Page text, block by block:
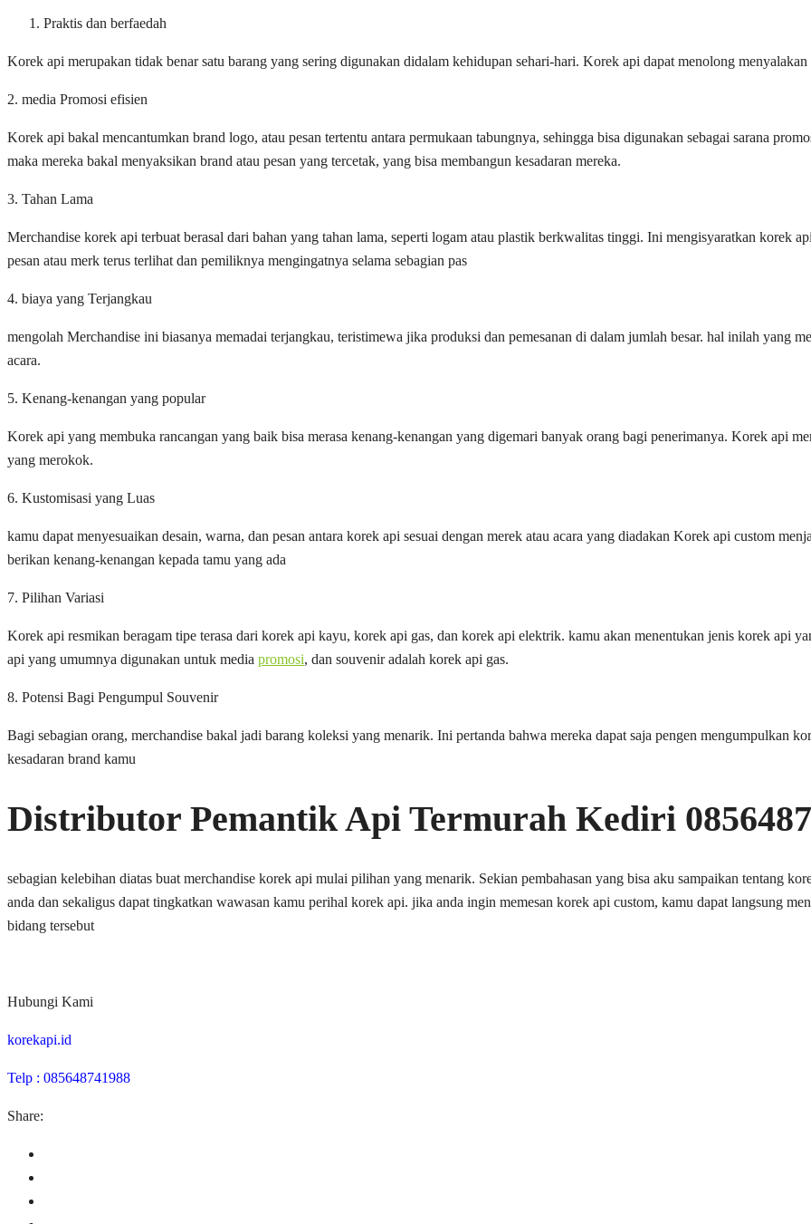
Praktis dan berfaedah
Korek api merupakan tidak benar satu barang yang sering digunakan didalam kehidupan sehari-hari. Korek api dapat menolong
2. media Promosi efisien
Korek api bakal mencantumkan brand logo, atau pesan tertentu antara permukaan tabungnya, sehingga bisa digunakan sebagai sarana
maka mereka bakal menyaksikan brand atau pesan yang tercetak, yang bisa membangun kesadaran mereka.
3. Tahan Lama
Merchandise korek api terbuat berasal dari bahan yang tahan lama, seperti logam atau plastik berkwalitas tinggi. Ini mengisyaratkan korek
pesan atau merk terus terlihat dan pemiliknya mengingatnya selama sebagian pas
4. biaya yang Terjangkau
mengolah Merchandise ini biasanya memadai terjangkau, teristimewa jika produksi dan pemesanan di dalam jumlah besar. hal inilah yang
acara.
5. Kenang-kenangan yang popular
Korek api yang membuka rancangan yang baik bisa merasa kenang-kenangan yang digemari banyak orang bagi penerimanya. Korek api
yang merokok.
6. Kustomisasi yang Luas
kamu dapat menyesuaikan desain, warna, dan pesan antara korek api sesuai dengan merek atau acara yang diadakan Korek api custom
berikan kenang-kenangan kepada tamu yang ada
7. Pilihan Variasi
Korek api resmikan beragam tipe terasa dari korek api kayu, korek api gas, dan korek api elektrik. kamu akan menentukan jenis korek api
api yang umumnya digunakan untuk media promosi, dan souvenir adalah korek api gas.
8. Potensi Bagi Pengumpul Souvenir
Bagi sebagian orang, merchandise bakal jadi barang koleksi yang menarik. Ini pertanda bahwa mereka dapat saja pengen mengumpulkan
kesadaran brand kamu
Distributor Pemantik Api Termurah Kediri
sebagian kelebihan diatas buat merchandise korek api mulai pilihan yang menarik. Sekian pembahasan yang bisa aku sampaikan tentang
anda dan sekaligus dapat tingkatkan wawasan kamu perihal korek api. jika anda ingin memesan korek api custom, kamu dapat langsung
bidang tersebut
Hubungi Kami
korekapi.id
Telp : 085648741988
Share: